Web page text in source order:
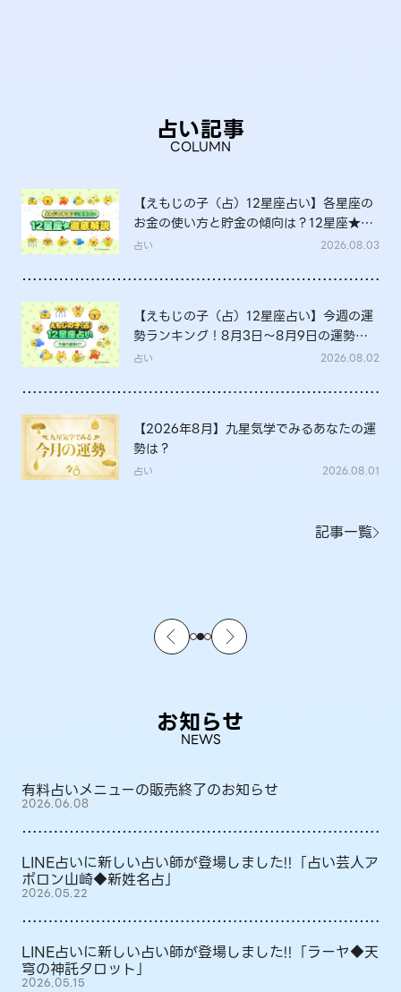
占い記事
COLUMN
【えもじの子（占）12星座占い】各星座の
お金の使い方と貯金の傾向は？12星座★徹
底解説
占い 2026.08.03
【えもじの子（占）12星座占い】今週の運
勢ランキング！8月3日～8月9日の運勢
は？
占い 2026.08.02
【2026年8月】九星気学でみるあなたの運
勢は？
占い 2026.08.01
記事一覧
お知らせ
NEWS
有料占いメニューの販売終了のお知らせ
2026.06.08
LINE占いに新しい占い師が登場しました!!「占い芸人ア
ポロン山崎◆新姓名占」
2026.05.22
LINE占いに新しい占い師が登場しました!!「ラーヤ◆天
穹の神託タロット」
2026.05.15